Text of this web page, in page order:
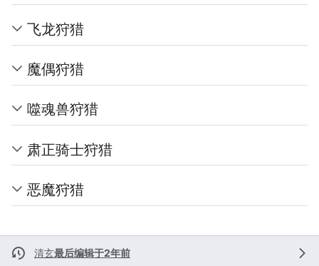
飞龙狩猎
魔偶狩猎
噬魂兽狩猎
肃正骑士狩猎
恶魔狩猎
清玄最后编辑于2年前